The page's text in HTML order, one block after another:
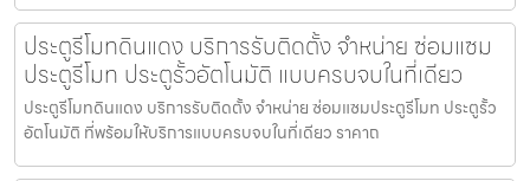
ประตูรีโมทดินแดง บริการรับติดตั้ง จำหน่าย ซ่อมแซม
ประตูรีโมท ประตูรั้วอัตโนมัติ แบบครบจบในที่เดียว
ประตูรีโมทดินแดง บริการรับติดตั้ง จำหน่าย ซ่อมแซมประตูรีโมท ประตูรั้ว
อัตโนมัติ ที่พร้อมให้บริการแบบครบจบในที่เดียว ราคาถ